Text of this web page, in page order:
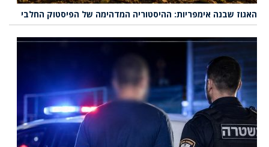
האגוז שבנה אימפריות: ההיסטוריה המדהימה של הפיסטוק החלבי